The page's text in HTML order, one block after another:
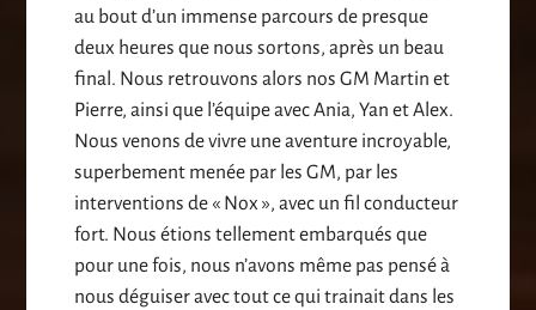
au bout d’un immense parcours de presque
deux heures que nous sortons, après un beau
final. Nous retrouvons alors nos GM Martin et
Pierre, ainsi que l’équipe avec Ania, Yan et Alex.
Nous venons de vivre une aventure incroyable,
superbement menée par les GM, par les
interventions de « Nox », avec un fil conducteur
fort. Nous étions tellement embarqués que
pour une fois, nous n’avons même pas pensé à
nous déguiser avec tout ce qui trainait dans les